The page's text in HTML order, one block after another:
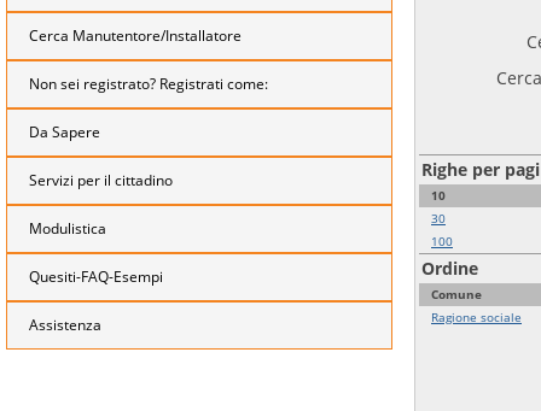
Cerca Manutentore/Installatore
Non sei registrato? Registrati come:
Da Sapere
Servizi per il cittadino
Modulistica
Quesiti-FAQ-Esempi
Assistenza
Righe per
10
30
100
Ordine
Comune
Ragione sociale